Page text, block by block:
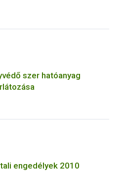
szer hatóanyag
engedélyek 2010